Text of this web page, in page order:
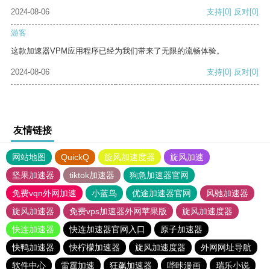
2024-08-06
支持[0] 反对[0]
游客
这款加速器VPM应用程序已经为我们带来了无限的流畅体验。
2024-08-06 支持[0] 反对[0]
友情链接
网站地图 QuickQ 旋风加速度器
旋风加速
坚果加速器
tiktok加速器
狗急加速器官网
免费vqn外网加速
小蓝鸟 优途加速器官网
风驰加速器
旋风加速器
免费vps加速器外网苹果版
旋风加速度器
快连加速器
快连加速器官网入口
原子加速器
快鸭加速器
快柠檬加速器 旋风加速度器
外网网址导航
软件中心
雷霆加速 狂飙加速器 哔咔漫画 瑞乐小说